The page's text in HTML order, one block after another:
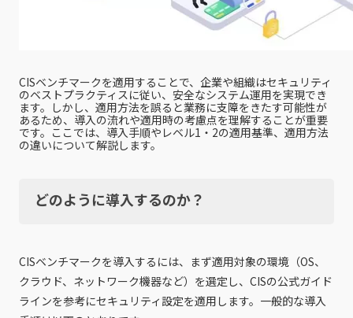
CISベンチマークを適用することで、企業や組織はセキュリティ
のベストプラクティスに従い、安全なシステム運用を実現でき
ます。しかし、適用方法を誤ると業務に支障をきたす可能性が
あるため、導入の流れや適用時の考慮点を理解することが重要
です。ここでは、導入手順やレベル1・2の適用基準、適用方法
の違いについて解説します。
どのように導入するのか？
CISベンチマークを導入するには、まず適用対象の環境（OS、
クラウド、ネットワーク機器など）を選定し、CISの公式ガイド
ラインを参考にセキュリティ設定を適用します。一般的な導入